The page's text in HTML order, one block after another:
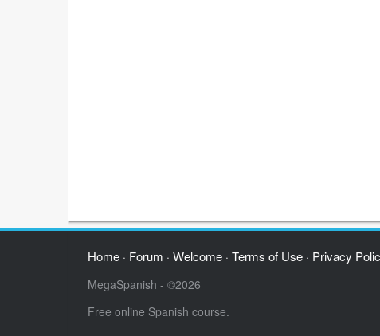
Home· Forum · Welcome· Terms of Use· Privacy
MegaSpanish - ©2026
Free online Spanish course.